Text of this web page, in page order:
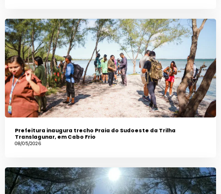
Prefeitura inaugura trecho Praia do Sudoeste da Trilha
Translagunar, em Cabo Frio
08/05/2026